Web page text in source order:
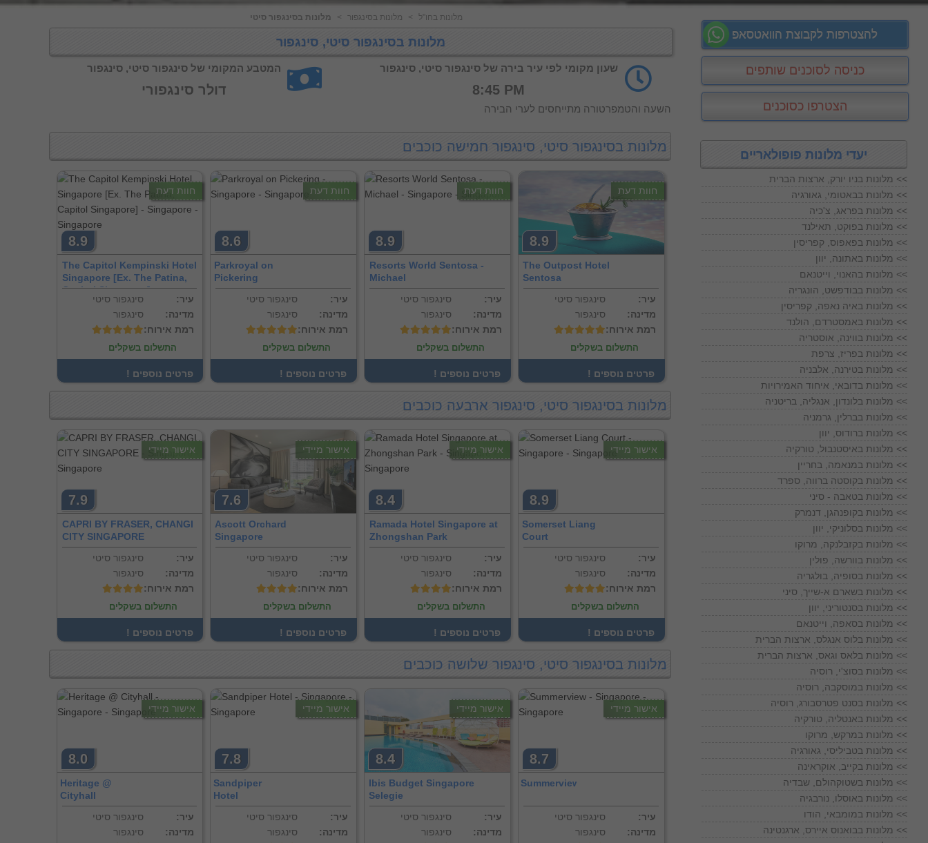
מלונות בסינגפור סיטי < מלונות בסינגפור < מלונות בחו"ל
מלונות בסינגפור סיטי, סינגפור
המטבע המקומי של סינגפור סיטי, סינגפור
דולר סינגפורי
שעון מקומי לפי עיר בירה של סינגפור סיטי, סינגפור
8:45 PM
השעה והטמפרטורה מתייחסים לערי הבירה
מלונות בסינגפור סיטי, סינגפור חמישה כוכבים
8.9
חוות דעת
The Outpost Hotel
Sentosa
סינגפור סיטי
:עיר
סינגפור
:מדינה
:רמת אירוח
התשלום בשקלים
! פרטים נוספים
8.9
חוות דעת
Resorts World Sentosa -
Michael
סינגפור סיטי
:עיר
סינגפור
:מדינה
:רמת אירוח
התשלום בשקלים
! פרטים נוספים
8.6
חוות דעת
Parkroyal on
Pickering
סינגפור סיטי
:עיר
סינגפור
:מדינה
:רמת אירוח
התשלום בשקלים
! פרטים נוספים
8.9
חוות דעת
The Capitol Kempinski Hotel
Singapore [Ex. The Patina,
Capitol Singapore]
סינגפור סיטי
:עיר
סינגפור
:מדינה
:רמת אירוח
התשלום בשקלים
! פרטים נוספים
מלונות בסינגפור סיטי, סינגפור ארבעה כוכבים
8.9
אישור מיידי
Somerset Liang
Court
סינגפור סיטי
:עיר
סינגפור
:מדינה
:רמת אירוח
התשלום בשקלים
! פרטים נוספים
8.4
אישור מיידי
Ramada Hotel Singapore at
Zhongshan Park
סינגפור סיטי
:עיר
סינגפור
:מדינה
:רמת אירוח
התשלום בשקלים
! פרטים נוספים
7.6
אישור מיידי
Ascott Orchard
Singapore
סינגפור סיטי
:עיר
סינגפור
:מדינה
:רמת אירוח
התשלום בשקלים
! פרטים נוספים
7.9
אישור מיידי
CAPRI BY FRASER, CHANGI
CITY SINGAPORE
סינגפור סיטי
:עיר
סינגפור
:מדינה
:רמת אירוח
התשלום בשקלים
! פרטים נוספים
מלונות בסינגפור סיטי, סינגפור שלושה כוכבים
8.7
אישור מיידי
Summerview
סינגפור סיטי
:עיר
סינגפור
:מדינה
8.4
אישור מיידי
Ibis Budget Singapore
Selegie
סינגפור סיטי
:עיר
סינגפור
:מדינה
7.8
אישור מיידי
Sandpiper
Hotel
סינגפור סיטי
:עיר
סינגפור
:מדינה
8.0
אישור מיידי
Heritage @
Cityhall
סינגפור סיטי
:עיר
סינגפור
:מדינה
להצטרפות לקבוצת הוואטסאפ
כניסה לסוכנים שותפים
הצטרפו כסוכנים
יעדי מלונות פופולאריים
מלונות בניו יורק, ארצות הברית <<
מלונות בבאטומי, גאורגיה <<
מלונות בפראג, צ'כיה <<
מלונות בפוקט, תאילנד <<
מלונות בפאפוס, קפריסין <<
מלונות באתונה, יוון <<
מלונות בהאנוי, וייטנאם <<
מלונות בבודפשט, הונגריה <<
מלונות באיה נאפה, קפריסין <<
מלונות באמסטרדם, הולנד <<
מלונות בווינה, אוסטריה <<
מלונות בפריז, צרפת <<
מלונות בטירנה, אלבניה <<
מלונות בדובאי, איחוד האמירויות <<
מלונות בלונדון, אנגליה, בריטניה <<
מלונות בברלין, גרמניה <<
מלונות ברודוס, יוון <<
מלונות באיסטנבול, טורקיה <<
מלונות במנאמה, בחריין <<
מלונות בקוסטה ברווה, ספרד <<
מלונות בטאבה - סיני <<
מלונות בקופנהגן, דנמרק <<
מלונות בסלוניקי, יוון <<
מלונות בקזבלנקה, מרוקו <<
מלונות בוורשה, פולין <<
מלונות בסופיה, בולגריה <<
מלונות בשארם א-שייך, סיני <<
מלונות בסנטוריני, יוון <<
מלונות בסאפה, וייטנאם <<
מלונות בלוס אנגלס, ארצות הברית <<
מלונות בלאס וגאס, ארצות הברית <<
מלונות בסוצ'י, רוסיה <<
מלונות במוסקבה, רוסיה <<
מלונות בסנט פטרסבורג, רוסיה <<
מלונות באנטליה, טורקיה <<
מלונות במרקש, מרוקו <<
מלונות בטביליסי, גאורגיה <<
מלונות בקייב, אוקראינה <<
מלונות בשטוקהולם, שבדיה <<
מלונות באוסלו, נורבגיה <<
מלונות במומבאי, הודו <<
מלונות בבואנוס איירס, ארגנטינה <<